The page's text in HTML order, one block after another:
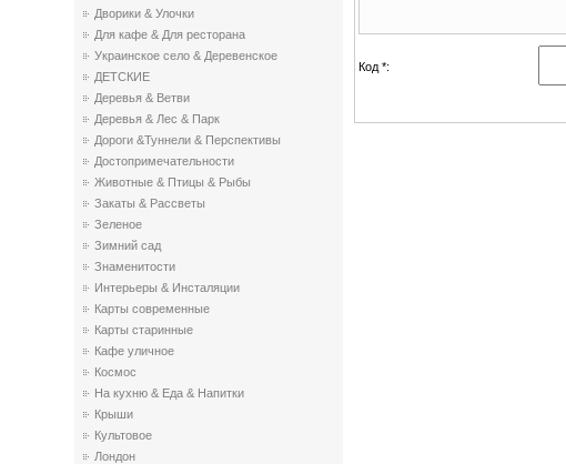
Дворики & Улочки
Для кафе & Для ресторана
Украинское село & Деревенское
ДЕТСКИЕ
Деревья & Ветви
Деревья & Лес & Парк
Дороги &Туннели & Перспективы
Достопримечательности
Животные & Птицы & Рыбы
Закаты & Рассветы
Зеленое
Зимний сад
Знаменитости
Интерьеры & Инсталяции
Карты современные
Карты старинные
Кафе уличное
Космос
На кухню & Еда & Напитки
Крыши
Культовое
Лондон
Код *: